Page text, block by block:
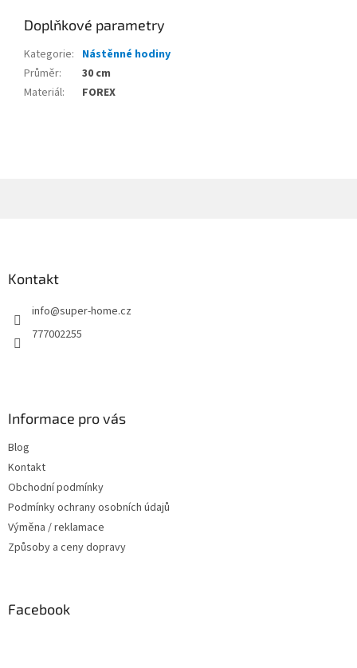
Doplňkové parametry
Kategorie: Nástěnné hodiny
Průměr:
30 cm
Materiál: FOREX
Kontakt
info@super-home.cz
777002255
Informace pro vás
Blog
Kontakt
Obchodní podmínky
Podmínky ochrany osobních údajů
Výměna / reklamace
Způsoby a ceny dopravy
Facebook